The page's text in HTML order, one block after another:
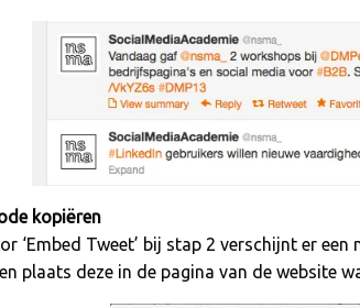
kopiëren
‘Embed Tweet’ bij stap 2 verschijnt er
plaats deze in de pagina van de website